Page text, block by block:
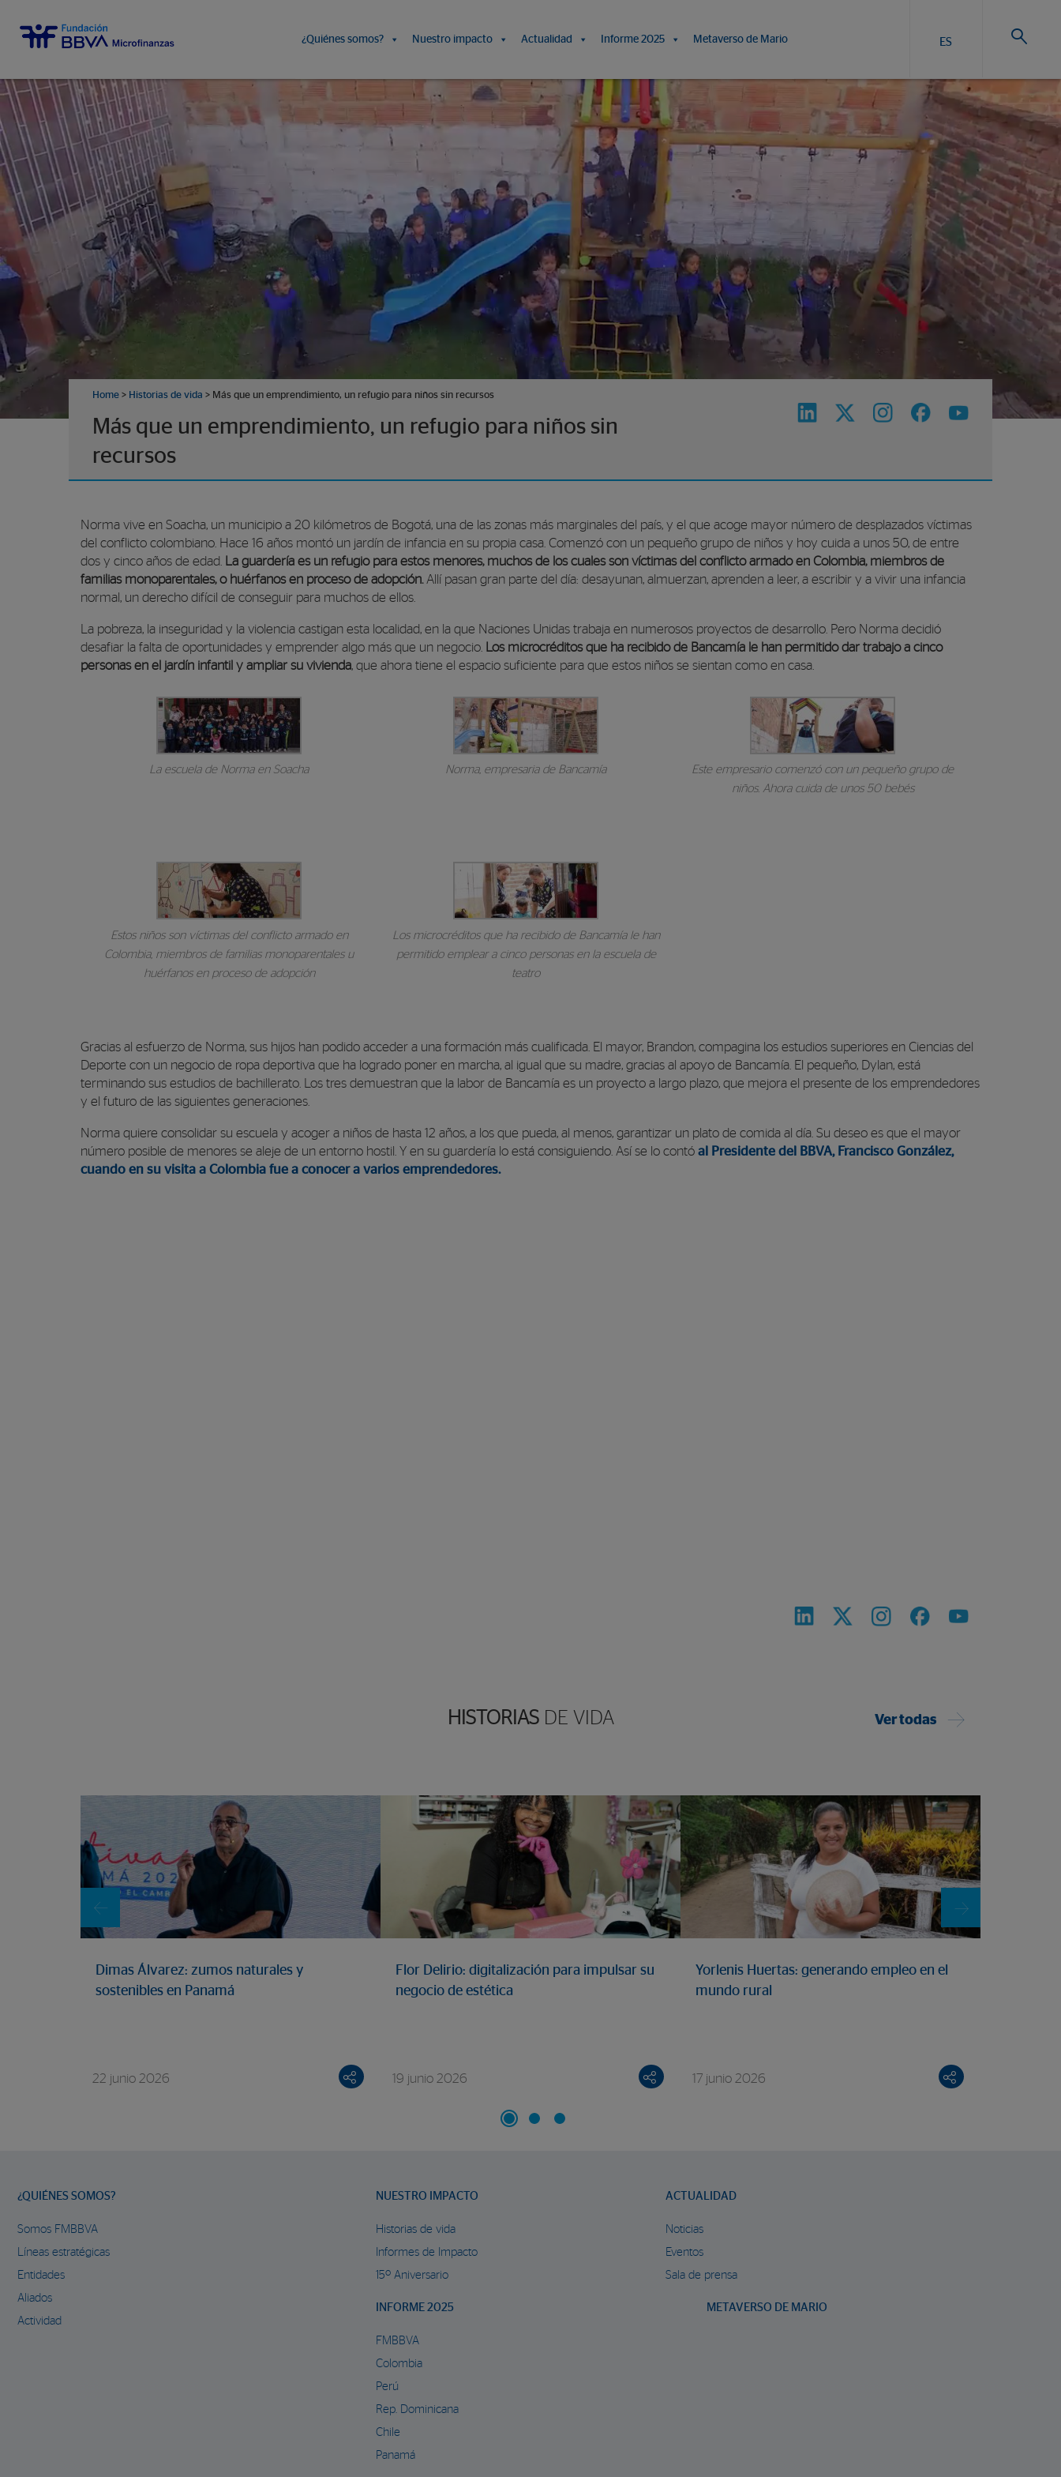
¿Quiénes somos? Nuestro impacto Actualidad Informe 2025 Metaverso de Mario ES
Home > Historias de vida > Más que un emprendimiento, un refugio para niños sin recursos
Más que un emprendimiento, un refugio para niños sin
recursos
Norma vive en Soacha, un municipio a 20 kilómetros de Bogotá, una de las zonas más marginales del país, y el que acoge mayor número de desplazados víctimas
del conflicto colombiano. Hace 16 años montó un jardín de infancia en su propia casa. Comenzó con un pequeño grupo de niños y hoy cuida a unos 50, de entre
dos y cinco años de edad.
La guardería es un refugio para estos menores, muchos de los cuales son víctimas del conflicto armado en Colombia, miembros de
familias monoparentales, o huérfanos en proceso de adopción. Allí pasan gran parte del día: desayunan, almuerzan, aprenden a leer, a escribir y a vivir una infancia
normal, un derecho difícil de conseguir para muchos de ellos.
La pobreza, la inseguridad y la violencia castigan esta localidad, en la que Naciones Unidas trabaja en numerosos proyectos de desarrollo. Pero Norma decidió
desafiar la falta de oportunidades y emprender algo más que un negocio. Los microcréditos que ha recibido de Bancamía le han permitido dar trabajo a cinco
personas en el jardín infantil y ampliar su vivienda, que ahora tiene el espacio suficiente para que estos niños se sientan como en casa.
La escuela de Norma en Soacha Norma, empresaria de Bancamía
Este empresario comenzó con un pequeño grupo de
niños. Ahora cuida de unos 50 bebés
Estos niños son víctimas del conflicto armado en
Colombia, miembros de familias monoparentales u
huérfanos en proceso de adopción
Los microcréditos que ha recibido de Bancamía le han
permitido emplear a cinco personas en la escuela de
teatro
Gracias al esfuerzo de Norma, sus hijos han podido acceder a una formación más cualificada. El mayor, Brandon, compagina los estudios superiores en Ciencias del
Deporte con un negocio de ropa deportiva que ha logrado poner en marcha, al igual que su madre, gracias al apoyo de Bancamía. El pequeño, Dylan, está
terminando sus estudios de bachillerato. Los tres demuestran que la labor de Bancamía es un proyecto a largo plazo, que mejora el presente de los emprendedores
y el futuro de las siguientes generaciones.
Norma quiere consolidar su escuela y acoger a niños de hasta 12 años, a los que pueda, al menos, garantizar un plato de comida al día. Su deseo es que el mayor
número posible de menores se aleje de un entorno hostil. Y en su guardería lo está consiguiendo. Así se lo contó al Presidente del BBVA, Francisco González,
cuando en su visita a Colombia fue a conocer a varios emprendedores.
HISTORIASDE VIDA Ver todas
Dimas Álvarez: zumos naturales y
sostenibles en Panamá
22 junio 2026
Flor Delirio: digitalización para impulsar su
negocio de estética
19 junio 2026
Yorlenis Huertas: generando empleo en el
mundo rural
17 junio 2026
¿QUIÉNES SOMOS?
Somos FMBBVA
Líneas estratégicas
Entidades
Aliados
Actividad
NUESTRO IMPACTO
Historias de vida
Informes de Impacto
15º Aniversario
ACTUALIDAD
Noticias
Eventos
Sala de prensa
INFORME 2025
FMBBVA
Colombia
Perú
Rep. Dominicana
Chile
Panamá
METAVERSO DE MARIO